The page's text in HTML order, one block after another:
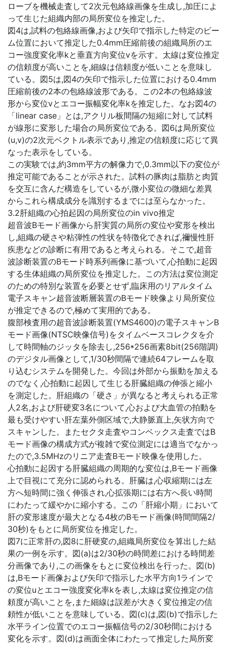
ローブを機械走査して2次元包絡線画像を生成し,加圧によ
って生じた組織内部の局所変位を推定した。
図4は,試料の包絡線画像,および矢印で指示した特定のビー
ム位置において推定した0.4mm圧縮前後の組織局所のエ
コー強度変化率kと垂直方向変位vを示す。太線は変位推定
の信頼度が高いことを,細線は信頼度が低いことを意味し
ている。図5は,図4の矢印で指示した位置における0.4mm
圧縮前後の2本の包絡線波形である。この2本の包絡線波
形から変位vとエコー振幅変化率kを推定した。なお図4の
「linear case」とは,アクリル板間隔の短縮に対して試料
が線形に変形した場合の局所変位である。図6は局所変位
(u,v)の2次元ベクトル表示であり,推定の信頼度に応じて異
なった表示をしている。
この実験では,約3mm平方の解像力で,0.3mm以下の変位が
推定可能であることが示された。試料の豚肉は脂肪と肉質
を交互に含んだ構造をしているが,微小変位の微細な差異
からこれら構成成分を識別するまでには至らなかった。
3.2肝組織の心拍起因の局所変位のin vivo推定
超音波Bモード画像から肝実質の局所の変位や変形を検出
し,組織の硬さや粘弾性の性状を特徴化できれば,禰慢性肝
疾患などの診断に有用であると考えられる。そこで,超音
波診断装置のBモード時系列画像に基づいて,心拍動に起因
する生体組織の局所変位を推定した。この方法は変位測定
のための特別な装置を必要とせず,臨床用のリアルタイム
電子スキャン超音波断層装置のBモード映像より局所変位
が推定できるので,極めて実用的である。
腹部検査用の超音波診断装置(YMS4600)の電子スキャンB
モード画像(NTSC映像信号)をタイムベースコレクタを介
して時間軸のジッタを除去し,256*256画素8bit(256階調)
のデジタル画像として,1/30秒間隔で連続64フレームを取
り込むシステムを開発した。今回は外部から振動を加える
のでなく,心拍動に起因して生じる肝臓組織の伸張と縮小
を測定した。肝組織の「硬さ」が異なると考えられる正常
人2名,および肝硬変3名について,心および大血管の拍動を
最も受けやすい肝左葉外側区域で,大静脈直上,矢状方向で
スキャンした。またセクタ走査やコンベックス走査ではB
モード画像の構成方式が複雑で変位測定には適当でなかっ
たので,3.5MHzのリニア走査Bモード映像を使用した。
心拍動に起因する肝臓組織の周期的な変位は,Bモード画像
上で目視にて充分に認められる。肝臓は,心収縮期には左
方へ短時間に強く伸張され,心拡張期には右方へ長い時間
にわたって緩やかに縮小する。この「肝縮小期」において
肝の変形速度が最大となる4枚のBモード画像(時間間隔2/
30秒)をもとに局所変位を推定した。
図7に正常肝の,図8に肝硬変の,組織局所変位を算出した結
果の一例を示す。図(a)は2/30秒の時間差における時間差
分画像であり,この画像をもとに変位検出を行った。図(b)
は,Bモード画像および矢印で指示した水平方向1ラインで
の変位uとエコー強度変化率kを表し,太線は変位推定の信
頼度が高いことを,また細線は誤差が大きく変位推定の信
頼性が低いことを意味している。図(c)は,図(b)で指示した
水平ライン位置でのエコー振幅信号の2/30秒間における
変化を示す。図(d)は画面全体にわたって推定した局所変